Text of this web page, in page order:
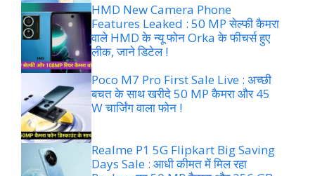
HMD New Camera Phone
Features Leaked : 50 MP सेल्फी कैमरा
वाले HMD के न्यू फोन Orka के फीचर्स हुए
लीक, जाने डिटेल !
Poco M7 Pro First Sale Live : अच्छी
बचत के साथ खरीदे 50 MP कैमरा और 45
W चार्जिंग वाला फोन !
Realme P1 5G Flipkart Big Saving
Days Sale : आधी कीमत में मिल रहा